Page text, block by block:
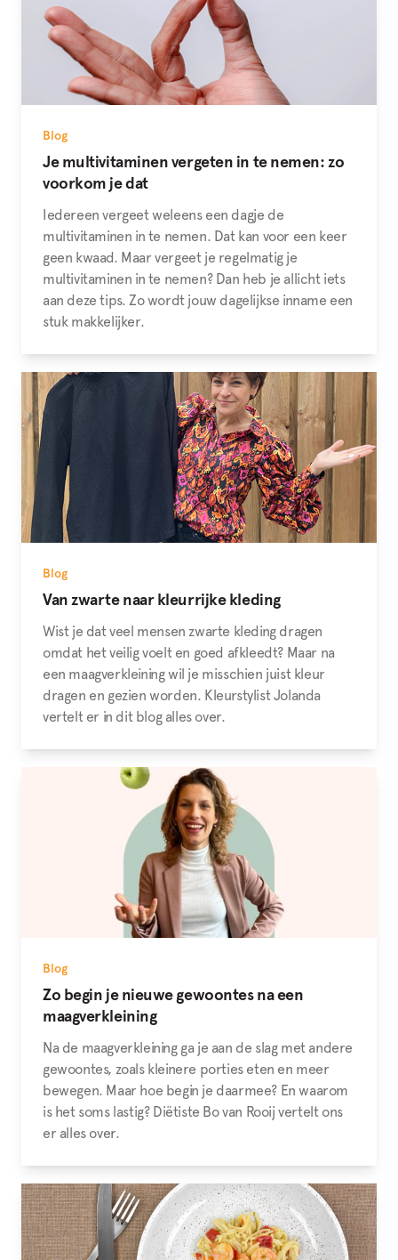
Blog
Je multivitaminen vergeten in te nemen: zo
voorkom je dat
Iedereen vergeet weleens een dagje de
multivitaminen in te nemen. Dat kan voor een keer
geen kwaad. Maar vergeet je regelmatig je
multivitaminen in te nemen? Dan heb je allicht iets
aan deze tips. Zo wordt jouw dagelijkse inname een
stuk makkelijker.
Blog
Van zwarte naar kleurrijke kleding
Wist je dat veel mensen zwarte kleding dragen
omdat het veilig voelt en goed afkleedt? Maar na
een maagverkleining wil je misschien juist kleur
dragen en gezien worden. Kleurstylist Jolanda
vertelt er in dit blog alles over.
Blog
Zo begin je nieuwe gewoontes na een
maagverkleining
Na de maagverkleining ga je aan de slag met andere
gewoontes, zoals kleinere porties eten en meer
bewegen. Maar hoe begin je daarmee? En waarom
is het soms lastig? Diëtiste Bo van Rooij vertelt ons
er alles over.